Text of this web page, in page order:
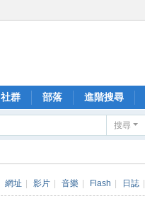
社群 部落 進階搜尋
搜尋
網址 影片 音樂 Flash 日誌